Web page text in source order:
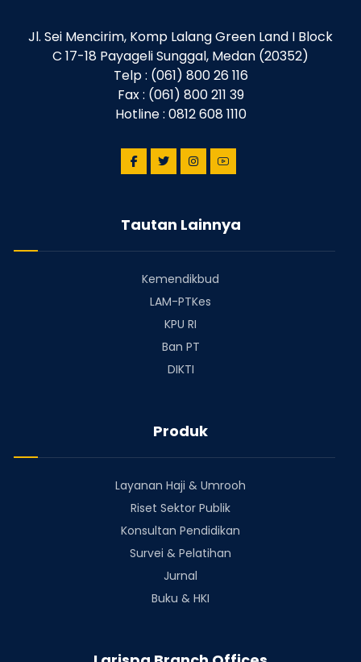
Jl. Sei Mencirim, Komp Lalang Green Land I Block
C 17-18 Payageli Sunggal, Medan (20352)
Telp : (061) 800 26 116
Fax : (061) 800 211 39
Hotline : 0812 608 1110
Tautan Lainnya
Kemendikbud
LAM-PTKes
KPU RI
Ban PT
DIKTI
Produk
Layanan Haji & Umrooh
Riset Sektor Publik
Konsultan Pendidikan
Survei & Pelatihan
Jurnal
Buku & HKI